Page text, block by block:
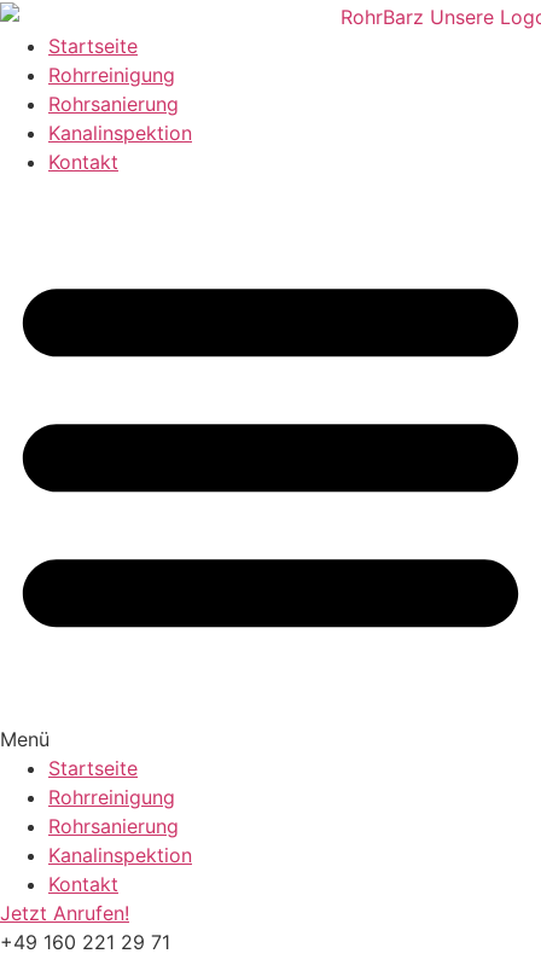
Zum
Inhalt
wechseln
Startseite
Rohrreinigung
Rohrsanierung
Kanalinspektion
Kontakt
Menü
Startseite
Rohrreinigung
Rohrsanierung
Kanalinspektion
Kontakt
Jetzt Anrufen!
+49 160 221 29 71